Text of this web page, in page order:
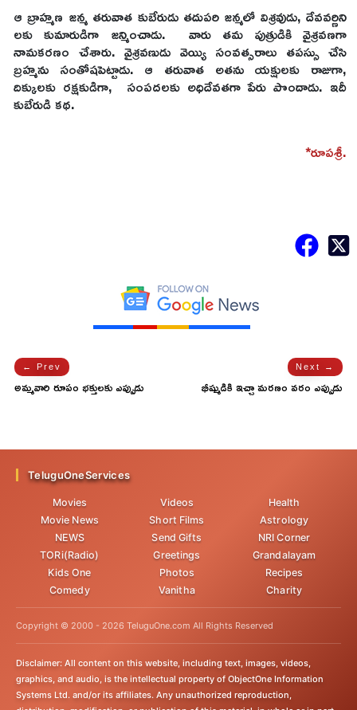
ఆ బ్రాహ్మణ జన్మ తరువాత కుబేరుడు తదుపరి జన్మలో విశ్రవుడు, దేవవర్ణిని
లకు కుమారుడిగా జన్మించాడు. వారు తమ పుత్రుడికి వైశ్రవణగా
నామకరణం చేశారు. వైశ్రవణుడు వెయ్యి సంవత్సరాలు తపస్సు చేసి
బ్రహ్మను సంతోషపెట్టాడు. ఆ తరువాత అతను యక్షులకు రాజుగా,
దిక్కులకు రక్షకుడిగా, సంపదలకు అధిదేవతగా పేరు పొందాడు. ఇదీ
కుబేరుడి కథ.
*రూపశ్రీ.
← Prev
అమ్మవారి రూపం భక్తులకు ఎప్పుడు
Next →
భీష్ముడికి ఇచ్చా మరణం వరం ఎప్పుడు
TeluguOneServices
Movies
Movie News
NEWS
TORi(Radio)
Kids One
Comedy
Videos
Short Films
Send Gifts
Greetings
Photos
Vanitha
Health
Astrology
NRI Corner
Grandalayam
Recipes
Charity
Copyright © 2000 - 2026 TeluguOne.com All Rights Reserved
Disclaimer: All content on this website, including text, images, videos,
graphics, and audio, is the intellectual property of ObjectOne Information
Systems Ltd. and/or its affiliates. Any unauthorized reproduction,